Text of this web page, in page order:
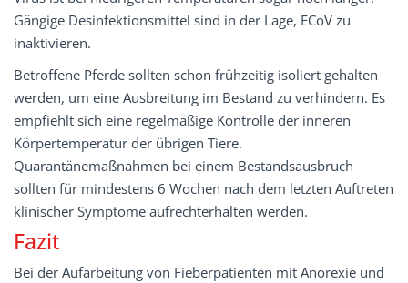
Gängige Desinfektionsmittel sind in der Lage, ECoV zu
inaktivieren.
Betroffene Pferde sollten schon frühzeitig isoliert gehalten
werden, um eine Ausbreitung im Bestand zu verhindern. Es
empfiehlt sich eine regelmäßige Kontrolle der inneren
Körpertemperatur der übrigen Tiere.
Quarantänemaßnahmen bei einem Bestandsausbruch
sollten für mindestens 6 Wochen nach dem letzten Auftreten
klinischer Symptome aufrechterhalten werden.
Fazit
Bei der Aufarbeitung von Fieberpatienten mit Anorexie und